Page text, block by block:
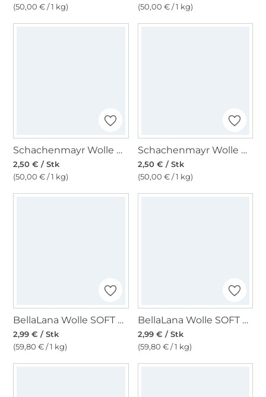
(50,00 € / 1 kg)
(50,00 € / 1 kg)
Schachenmayr Wolle Bravo uni 50 g atlantis
2,50 € / Stk
(50,00 € / 1 kg)
Schachenmayr Wolle Bravo uni 50 g rosé
2,50 € / Stk
(50,00 € / 1 kg)
BellaLana Wolle SOFT 50gr. , rosa- weiß
2,99 € / Stk
(59,80 € / 1 kg)
BellaLana Wolle SOFT 50gr. , blau- mint
2,99 € / Stk
(59,80 € / 1 kg)